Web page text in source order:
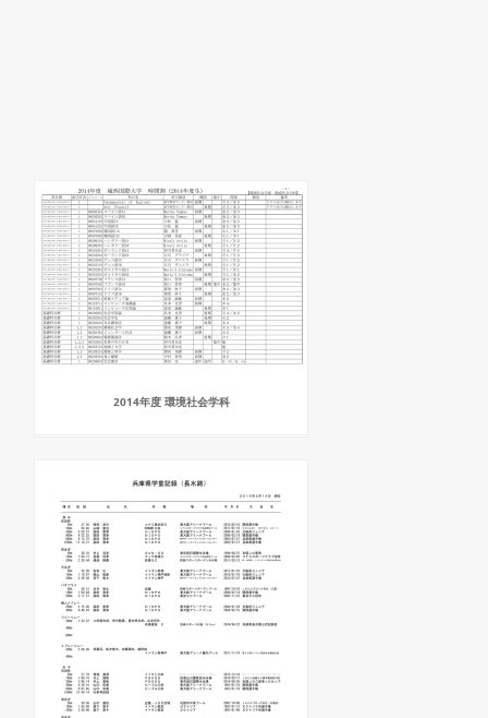
2014年度 環境社会学科